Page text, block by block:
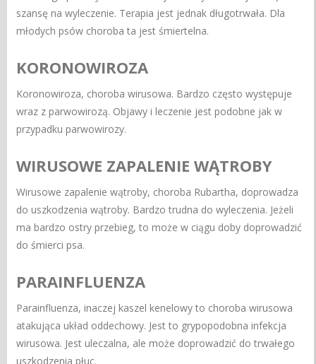
szansę na wyleczenie. Terapia jest jednak długotrwała. Dla
młodych psów choroba ta jest śmiertelna.
KORONOWIROZA
Koronowiroza, choroba wirusowa. Bardzo często występuje
wraz z parwowirozą. Objawy i leczenie jest podobne jak w
przypadku parwowirozy.
WIRUSOWE ZAPALENIE WĄTROBY
Wirusowe zapalenie wątroby, choroba Rubartha, doprowadza
do uszkodzenia wątroby. Bardzo trudna do wyleczenia. Jeżeli
ma bardzo ostry przebieg, to może w ciągu doby doprowadzić
do śmierci psa.
PARAINFLUENZA
Parainfluenza, inaczej kaszel kenelowy to choroba wirusowa
atakująca układ oddechowy. Jest to grypopodobna infekcja
wirusowa. Jest uleczalna, ale może doprowadzić do trwałego
uszkodzenia płuc.